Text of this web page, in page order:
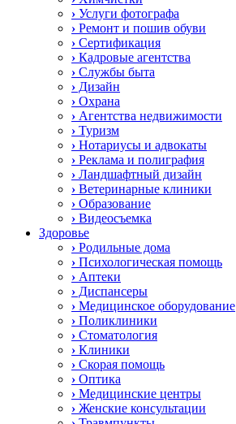
› Услуги фотографа
› Ремонт и пошив обуви
› Сертификация
› Кадровые агентства
› Службы быта
› Дизайн
› Охрана
› Агентства недвижимости
› Туризм
› Нотариусы и адвокаты
› Реклама и полиграфия
› Ландшафтный дизайн
› Ветеринарные клиники
› Образование
› Видеосъемка
Здоровье
› Родильные дома
› Психологическая помощь
› Аптеки
› Диспансеры
› Медицинское оборудование
› Поликлиники
› Стоматология
› Клиники
› Скорая помощь
› Оптика
› Медицинские центры
› Женские консультации